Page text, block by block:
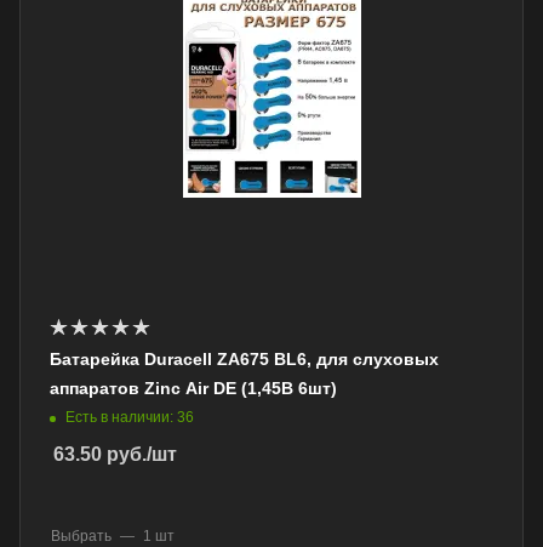
Батарейка Duracell ZA675 BL6, для слуховых
аппаратов Zinc Air DE (1,45В 6шт)
Есть в наличии: 36
63.50 руб./шт
Выбрать — 1 шт